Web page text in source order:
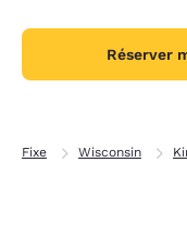
Réserver
Fixe Wisconsin